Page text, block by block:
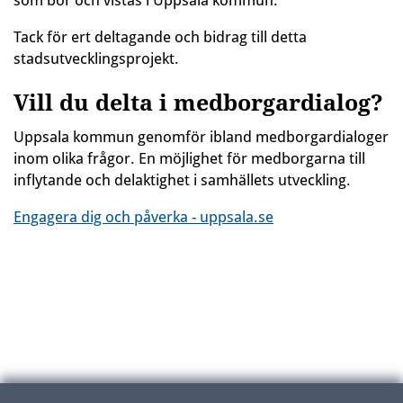
Tack för ert deltagande och bidrag till detta
stadsutvecklingsprojekt.
Vill du delta i medborgardialog?
Uppsala kommun genomför ibland medborgardialoger
inom olika frågor. En möjlighet för medborgarna till
inflytande och delaktighet i samhällets utveckling.
Engagera dig och påverka - uppsala.se